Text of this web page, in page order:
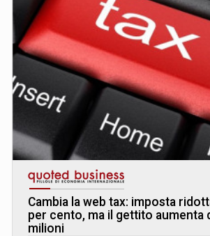
Cambia la web tax: imposta
per cento, ma il gettito aumenta
milioni